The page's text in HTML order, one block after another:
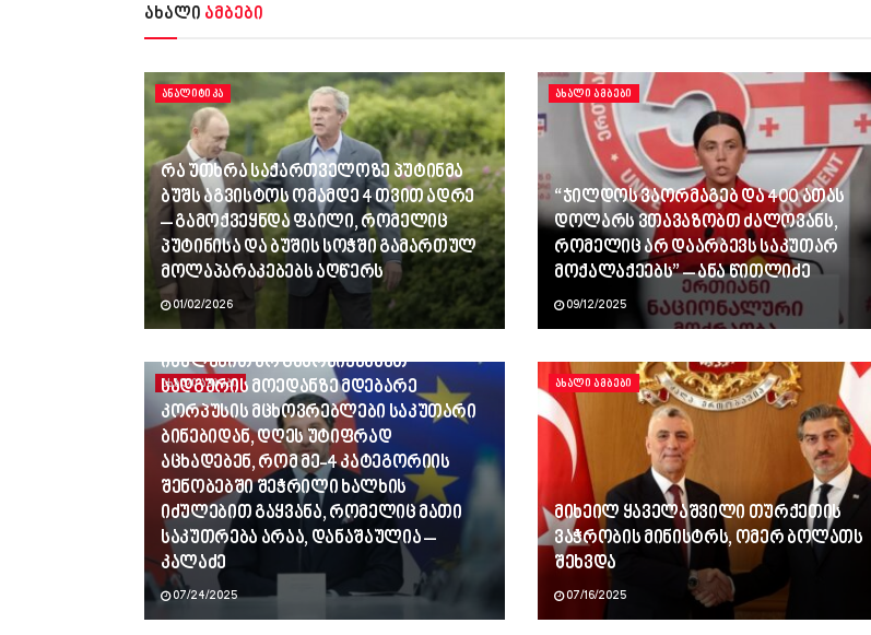
ახალი ამბები
ᲐᲜᲐᲚᲘᲢᲘᲙᲐ
რა უთხრა საქართველოზე პუტინმა
ბუშს აგვისტოს ომამდე 4 თვით ადრე
– გამოქვეყნდა ფაილი, რომელიც
პუტინისა და ბუშის სოჭში გამართულ
მოლაპარაკებებს აღწერს
01/02/2026
ᲐᲮᲐᲚᲘ ᲐᲛᲑᲔᲑᲘ
“ჯილდოს ვაორმაგებ და 400 ათას
დოლარს ვთავაზობთ ძალოვანს,
რომელიც არ დაარბევს საკუთარ
მოქალაქეებს” – ანა წითლიძე
09/12/2025
ᲐᲮᲐᲚᲘ ᲐᲛᲑᲔᲑᲘ
იძულებით არ გამოვიყვანეთ
სადგურის მოედანზე მდებარე
კორპუსის მცხოვრებლები საკუთარი
ბინებიდან, დღეს უტიფრად
აცხადებენ, რომ მე-4 კატეგორიის
შენობებში შეჭრილი ხალხის
იძულებით გაყვანა, რომელიც მათი
საკუთრება არაა, დანაშაულია –
კალაძე
07/24/2025
ᲐᲮᲐᲚᲘ ᲐᲛᲑᲔᲑᲘ
მიხეილ ყაველაშვილი თურქეთის
ვაჭრობის მინისტრს, ომერ ბოლათს
შეხვდა
07/16/2025